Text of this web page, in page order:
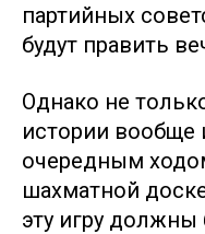
партийных
будут править
Однако не
истории
очередным
шахматной
эту игру